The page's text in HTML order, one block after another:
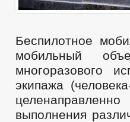
Беспилотное
мобильный
многоразового
экипажа
выполнения